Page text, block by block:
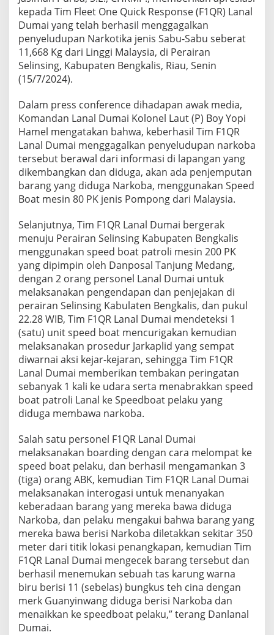
D
u
m
a
i
A
t
P
e
n
a
n
g
k
a
p
a
N
a
r
k
o
b
a
d
i
P
e
r
a
i
a
n
S
l
n
s
i
n
g
B
e
n
g
k
l
i
s
R
kepada Tim Fleet One Quick Response (F1QR) Lanal
Dumai yang telah berhasil menggagalkan
penyeludupan Narkotika jenis Sabu-Sabu seberat
11,668 Kg dari Linggi Malaysia, di Perairan
Selinsing, Kabupaten Bengkalis, Riau, Senin
(15/7/2024).
Dalam press conference dihadapan awak media,
Komandan Lanal Dumai Kolonel Laut (P) Boy Yopi
Hamel mengatakan bahwa, keberhasil Tim F1QR
Lanal Dumai menggagalkan penyeludupan narkoba
tersebut berawal dari informasi di lapangan yang
dikembangkan dan diduga, akan ada penjemputan
barang yang diduga Narkoba, menggunakan Speed
Boat mesin 80 PK jenis Pompong dari Malaysia.
Selanjutnya, Tim F1QR Lanal Dumai bergerak
menuju Perairan Selinsing Kabupaten Bengkalis
menggunakan speed boat patroli mesin 200 PK
yang dipimpin oleh Danposal Tanjung Medang,
dengan 2 orang personel Lanal Dumai untuk
melaksanakan pengendapan dan penjejakan di
perairan Selinsing Kabulaten Bengkalis, dan pukul
22.28 WIB, Tim F1QR Lanal Dumai mendeteksi 1
(satu) unit speed boat mencurigakan kemudian
melaksanakan prosedur Jarkaplid yang sempat
diwarnai aksi kejar-kejaran, sehingga Tim F1QR
Lanal Dumai memberikan tembakan peringatan
sebanyak 1 kali ke udara serta menabrakkan speed
boat patroli Lanal ke Speedboat pelaku yang
diduga membawa narkoba.
Salah satu personel F1QR Lanal Dumai
melaksanakan boarding dengan cara melompat ke
speed boat pelaku, dan berhasil mengamankan 3
(tiga) orang ABK, kemudian Tim F1QR Lanal Dumai
melaksanakan interogasi untuk menanyakan
keberadaan barang yang mereka bawa diduga
Narkoba, dan pelaku mengakui bahwa barang yang
mereka bawa berisi Narkoba diletakkan sekitar 350
meter dari titik lokasi penangkapan, kemudian Tim
F1QR Lanal Dumai mengecek barang tersebut dan
berhasil menemukan sebuah tas karung warna
biru berisi 11 (sebelas) bungkus teh cina dengan
merk Guanyinwang diduga berisi Narkoba dan
menaikkan ke speedboat pelaku,” terang Danlanal
Dumai.